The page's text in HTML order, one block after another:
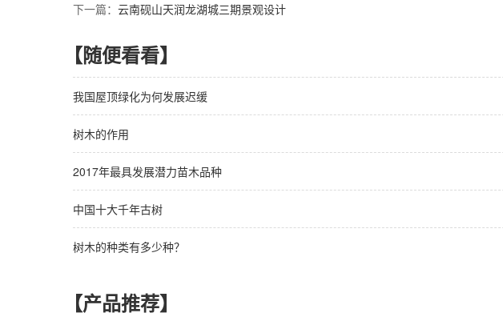
下一篇： 云南砚山天润龙湖城三期景观设计
【随便看看】
我国屋顶绿化为何发展迟缓
树木的作用
2017年最具发展潜力苗木品种
中国十大千年古树
树木的种类有多少种？
【产品推荐】